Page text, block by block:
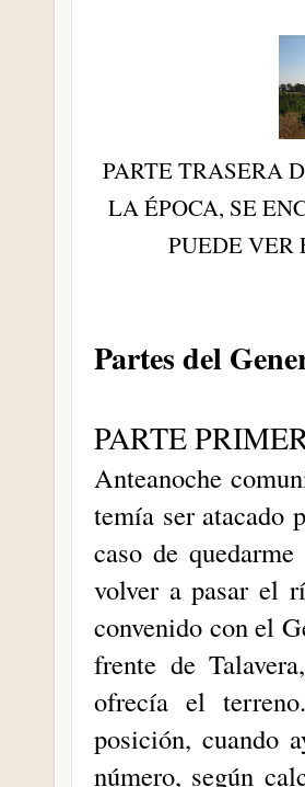
PARTE TRASERA
LA ÉPOCA, SE
PUEDE
Partes del
PARTE
Anteanoche
temía ser atacado
caso de
volver a pasar el
convenido con el
frente de
ofrecía el
posición, cuando
número, según